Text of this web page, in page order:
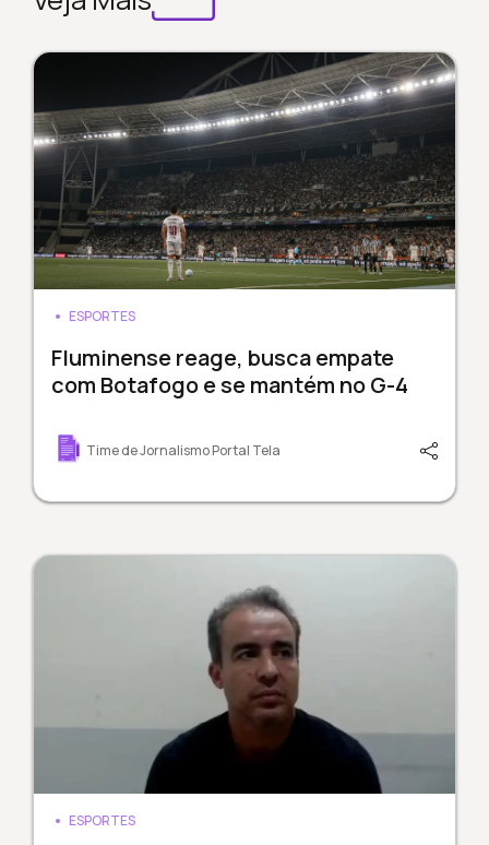
ESPORTES
Fluminense reage, busca empate
com Botafogo e se mantém no G-4
Time de Jornalismo Portal Tela
ESPORTES